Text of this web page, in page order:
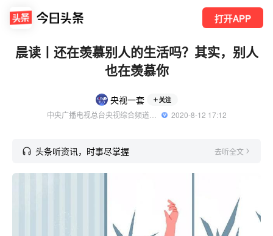
打开APP
晨读丨还在羡慕别人的生活吗？其实，别人
也在羡慕你
央视一套 关注
中央广播电视总台央视综合频道官方账号
  2020-8-12 17:12
头条听资讯，时事尽掌握 去听全文